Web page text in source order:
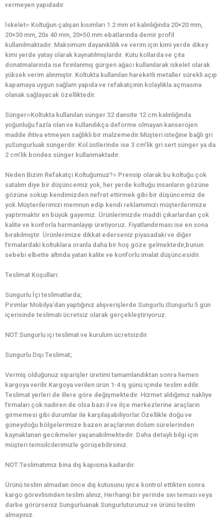
vermeyen yapıdadır.
İskelet= Koltuğun çalışan kısımları 1.2 mm et kalınlığında 20×20 mm,
20×30 mm, 20x 40 mm, 20×50 mm ebatlarında demir profil
kullanılmaktadır. Maksimum dayanıklılık ve verim için kimi yerde dikey
kimi yerde yatay olarak kaynatılmışlardır. Kutu kollarda ve çıta
donatmalarında ise fırınlanmış gürgen ağacı kullanılarak iskelet olarak
yüksek verim alınmıştır. Koltukta kullanılan hareketli metaller sürekli açıp
kapamaya uygun sağlam yapıda ve refakatçinin kolaylıkla açmasına
olanak sağlayacak özelliktedir.
Sünger=Koltukta kullanılan sünger 32 dansite 12 cm kalınlığında
yoğunluğu fazla olan ve kullandıkça deforme olmayan kanserojen
madde ihtiva etmeyen sağlıklı bir malzemedir.Müşteri isteğine bağlı gri
yuSungurluak süngerdir. Kol üstlerinde ise 3 cm’lik gri sert sünger ya da
2 cm’lik bondex sünger kullanmaktadır.
Neden Bizim Refakatçi Koltuğumuz?= Prensip olarak bu koltuğu çok
satalım diye bir düşüncemiz yok, her yerde koltuğu insanların gözüne
gözüne sokup kendimizden nefret ettirmek gibi bir düşüncemiz de
yok.Müşterilerimizi memnun edip kendi reklamımızı müşterilerimize
yaptırmaktır en büyük gayemiz. Ürünlerimizde maddi çıkarlardan çok
kalite ve konforla harmanlayıp üretiyoruz. Fiyatlandırması ise en sona
bırakılmıştır. Ürünlerimize dikkat ederseniz piyasadaki ve diğer
firmalardaki koltuklara oranla daha bir hoş göze gelmektedir,bunun
sebebi elbette altında yatan kalite ve konforlu imalat düşüncesidir.
Teslimat Koşulları:
Sungurlu İçi teslimatlarda;
Pırımlar Mobilya‘dan yaptığınız alışverişlerde Sungurlu iSungurlu 5 gün
içerisinde teslimatı ücretsiz olarak gerçekleştiriyoruz.
NOT:Sungurlu içi teslimat ve kurulum ücretsizdir.
Sungurlu Dışı Teslimat;
Vermiş olduğunuz siparişler üretimi tamamlandıktan sonra hemen
kargoya verilir.Kargoya verilen ürün 1-4 iş günü içinde teslim edilir.
Teslimat yerleri de illere göre değişmektedir. Hizmet aldığımız nakliye
firmaları çok nadiren de olsa bazı il ve ilçe merkezlerine araçların
girmemesi gibi durumlar ile karşılaşabiliyorlar.Özellikle doğu ve
güneydoğu bölgelerimize bazen araçlarının dolum sürelerinden
kaynaklanan gecikmeler yaşanabilmektedir. Daha detaylı bilgi için
müşteri temsilcilerimizle görüşebilirsiniz.
NOT:Teslimatımız bina dış kapısına kadardır.
Ürünü teslim almadan önce dış kutusunu iyice kontrol ettikten sonra
kargo görevlisinden teslim alınız, Herhangi bir yerinde sıvı teması veya
darbe görürseniz Sungurluanak Sungurluturunuz ve ürünü teslim
almayınız.